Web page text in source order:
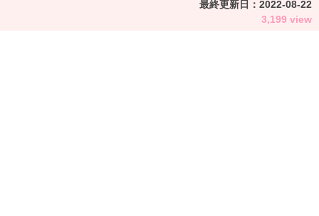
最終更新日： 2022-08-22
3,199 view